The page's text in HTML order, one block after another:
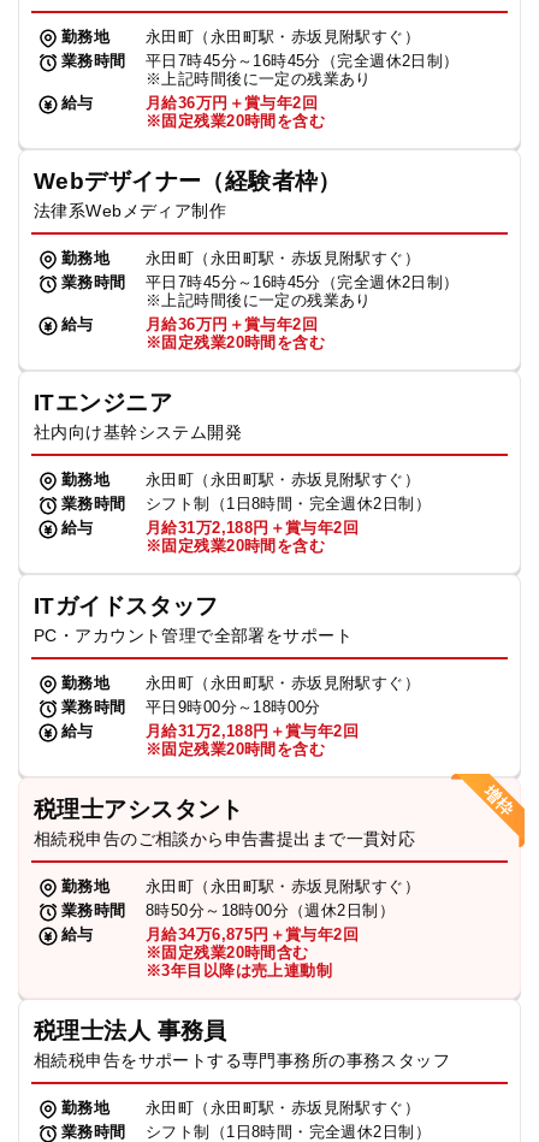
勤務地
永田町（永田町駅・赤坂見附駅すぐ）
業務時間
平日7時45分～16時45分（完全週休2日制）
※上記時間後に一定の残業あり
給与
月給36万円＋賞与年2回
※固定残業20時間を含む
Webデザイナー（経験者枠）
法律系Webメディア制作
勤務地
永田町（永田町駅・赤坂見附駅すぐ）
業務時間
平日7時45分～16時45分（完全週休2日制）
※上記時間後に一定の残業あり
給与
月給36万円＋賞与年2回
※固定残業20時間を含む
ITエンジニア
社内向け基幹システム開発
勤務地
永田町（永田町駅・赤坂見附駅すぐ）
業務時間
シフト制（1日8時間・完全週休2日制）
給与
月給31万2,188円＋賞与年2回
※固定残業20時間を含む
ITガイドスタッフ
PC・アカウント管理で全部署をサポート
勤務地
永田町（永田町駅・赤坂見附駅すぐ）
業務時間
平日9時00分～18時00分
給与
月給31万2,188円＋賞与年2回
※固定残業20時間を含む
税理士アシスタント
相続税申告のご相談から申告書提出まで一貫対応
勤務地
永田町（永田町駅・赤坂見附駅すぐ）
業務時間
8時50分～18時00分（週休2日制）
給与
月給34万6,875円＋賞与年2回
※固定残業20時間含む
※3年目以降は売上連動制
税理士法人 事務員
相続税申告をサポートする専門事務所の事務スタッフ
勤務地
永田町（永田町駅・赤坂見附駅すぐ）
業務時間
シフト制（1日8時間・完全週休2日制）